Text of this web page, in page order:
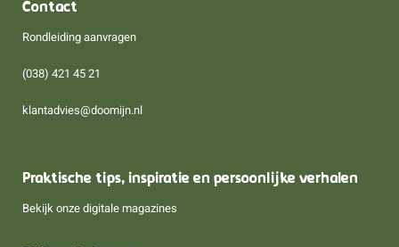
Contact
Rondleiding aanvragen
(038) 421 45 21
klantadvies@doomijn.nl
Praktische tips, inspiratie en persoonlijke verhalen
Bekijk onze digitale magazines